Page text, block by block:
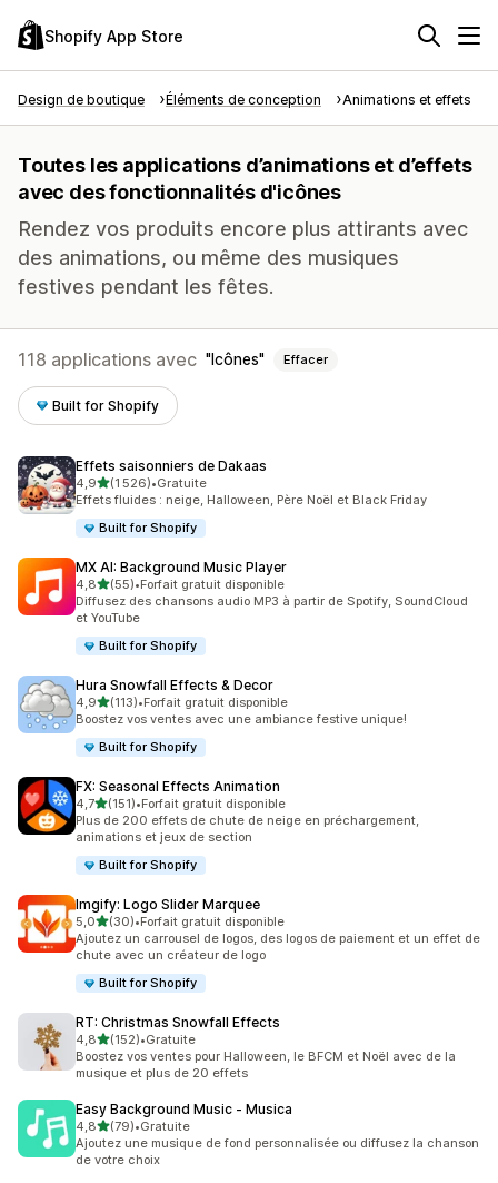
Shopify App Store
Design de boutique Éléments de conception Animations et effets
Toutes les applications d’animations et d’effets
avec des fonctionnalités d'icônes
Rendez vos produits encore plus attirants avec
des animations, ou même des musiques
festives pendant les fêtes.
118 applications avec Icônes Effacer
Built for Shopify
Effets saisonniers de Dakaas
4,9étoile(s) sur 5
(1 526)
1526 avis au total
•Gratuite
Effets fluides : neige, Halloween, Père Noël et Black Friday
Built for Shopify
MX AI: Background Music Player
4,8étoile(s) sur 5
(55)
55 avis au total
•Forfait gratuit disponible
Diffusez des chansons audio MP3 à partir de Spotify, SoundCloud
et YouTube
Built for Shopify
Hura Snowfall Effects & Decor
4,9étoile(s) sur 5
(113)
113 avis au total
•Forfait gratuit disponible
Boostez vos ventes avec une ambiance festive unique!
Built for Shopify
FX: Seasonal Effects Animation
4,7étoile(s) sur 5
(151)
151 avis au total
•Forfait gratuit disponible
Plus de 200 effets de chute de neige en préchargement,
animations et jeux de section
Built for Shopify
Imgify: Logo Slider Marquee
5,0étoile(s) sur 5
(30)
30 avis au total
•Forfait gratuit disponible
Ajoutez un carrousel de logos, des logos de paiement et un effet de
chute avec un créateur de logo
Built for Shopify
RT: Christmas Snowfall Effects
4,8étoile(s) sur 5
(152)
152 avis au total
•Gratuite
Boostez vos ventes pour Halloween, le BFCM et Noël avec de la
musique et plus de 20 effets
Easy Background Music ‑ Musica
4,8étoile(s) sur 5
(79)
79 avis au total
•Gratuite
Ajoutez une musique de fond personnalisée ou diffusez la chanson
de votre choix